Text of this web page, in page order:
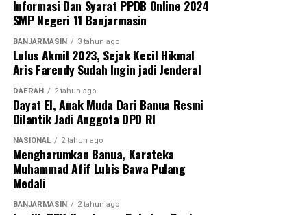
Informasi Dan Syarat PPDB Online 2024
SMP Negeri 11 Banjarmasin
BANJARMASIN 3 tahun ago
Lulus Akmil 2023, Sejak Kecil Hikmal
Aris Farendy Sudah Ingin jadi Jenderal
DAERAH 2 tahun ago
Dayat El, Anak Muda Dari Banua Resmi
Dilantik Jadi Anggota DPD RI
NASIONAL 2 tahun ago
Mengharumkan Banua, Karateka
Muhammad Afif Lubis Bawa Pulang
Medali
BANJARMASIN 2 tahun ago